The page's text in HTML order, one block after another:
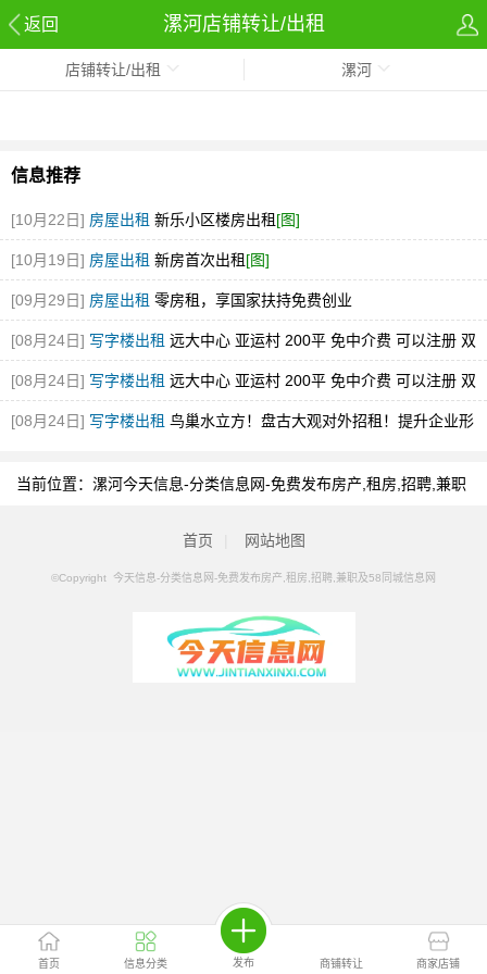
返回 漯河店铺转让/出租
首页 信息分类 发布 商铺转让 商家店铺
店铺转让/出租 漯河
信息推荐
[10月22日] 房屋出租 新乐小区楼房出租 [图]
[10月19日] 房屋出租 新房首次出租 [图]
[09月29日] 房屋出租 零房租，享国家扶持免费创业
[08月24日] 写字楼出租 远大中心 亚运村 200平 免中介费 可以注册 双
面采光[图]
[08月24日] 写字楼出租 远大中心 亚运村 200平 免中介费 可以注册 双
面采光[图]
[08月24日] 写字楼出租 鸟巢水立方！盘古大观对外招租！提升企业形
当前位置： 漯河今天信息-分类信息网-免费发布房产,租房,招聘,兼职
首页 网站地图
©Copyright 今天信息-分类信息网-免费发布房产,租房,招聘,兼职及58同城信息网